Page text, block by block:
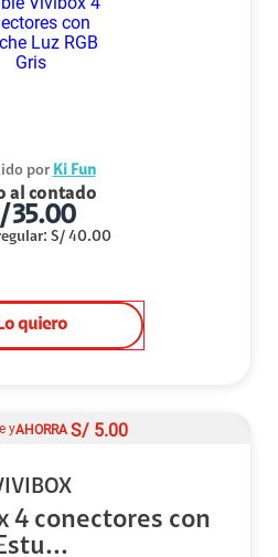
por Ki Fun
al contado
35.00
: S/ 40.00
Lo quiero
yAHORRA S/ 5.00
4 conectores con